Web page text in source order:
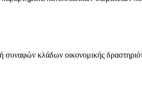
συναφών κλάδων οικονομικής